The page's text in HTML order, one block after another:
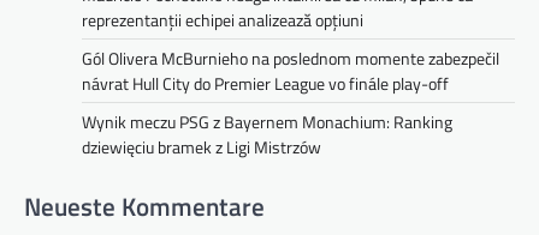
reprezentanții echipei analizează opțiuni
Gól Olivera McBurnieho na poslednom momente zabezpečil
návrat Hull City do Premier League vo finále play-off
Wynik meczu PSG z Bayernem Monachium: Ranking
dziewięciu bramek z Ligi Mistrzów
Neueste Kommentare